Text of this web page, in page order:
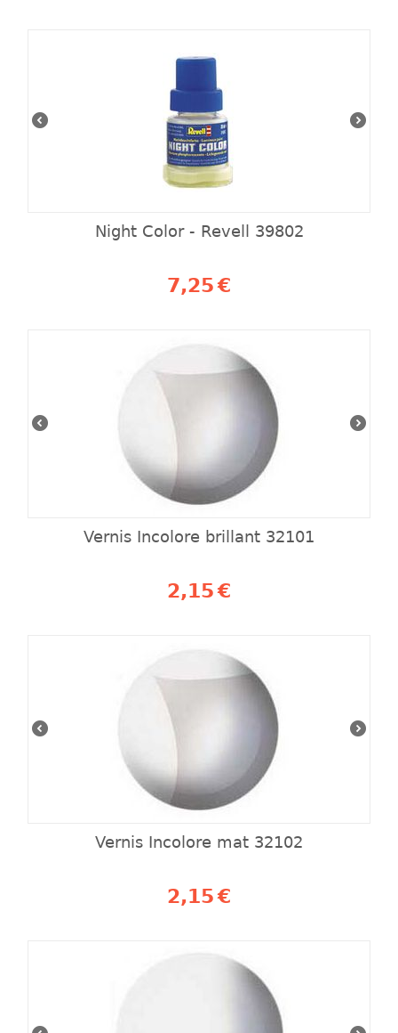
Night Color - Revell 39802
7,25 €
Vernis Incolore brillant 32101
2,15 €
Vernis Incolore mat 32102
2,15 €